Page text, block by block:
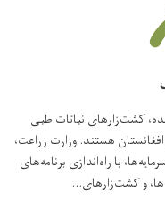
کشت‌زارهای نباتات طبی
هستند. وزارت زراعت،
با راه‌اندازی برنامه‌های
ها، و کشت‌زارهای...